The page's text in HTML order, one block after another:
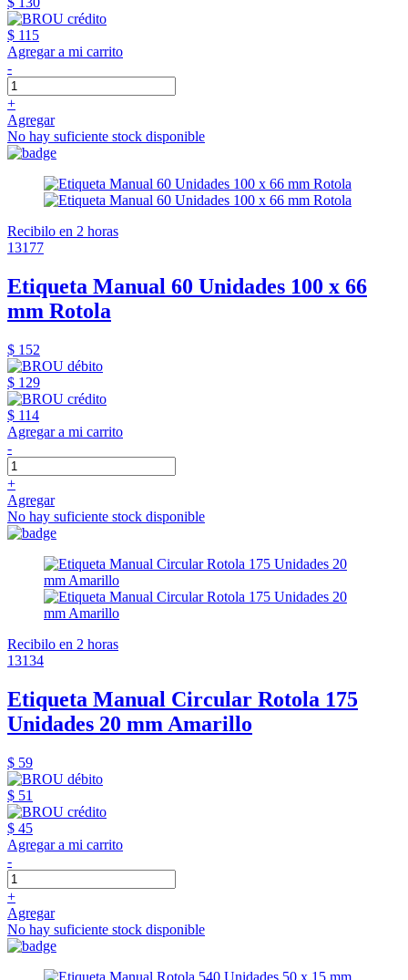
$ 115
Agregar a mi carrito
-
+
Agregar
No hay suficiente stock disponible
Recibilo en 2 horas
13177
Etiqueta Manual 60 Unidades 100 x 66
mm Rotola
$ 152
$ 129
$ 114
Agregar a mi carrito
-
+
Agregar
No hay suficiente stock disponible
Recibilo en 2 horas
13134
Etiqueta Manual Circular Rotola 175
Unidades 20 mm Amarillo
$ 59
$ 51
$ 45
Agregar a mi carrito
-
+
Agregar
No hay suficiente stock disponible